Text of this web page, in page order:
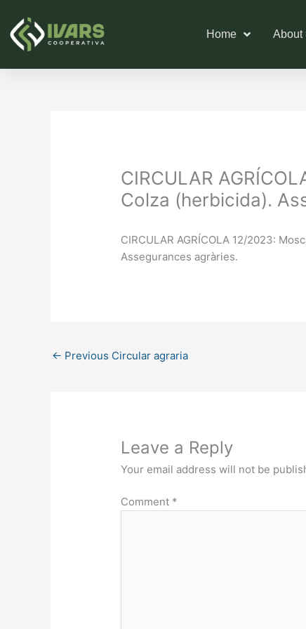
content
Home About
CIRCULAR
Colza (herbicida).
CIRCULAR AGRÍCOLA 12/2023:
Assegurances agràries.
← Previous Circular agraria
Leave a Reply
Your email address will not be
Comment *